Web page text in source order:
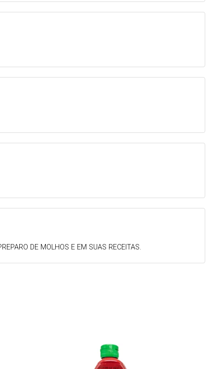
DE MOLHOS E EM SUAS RECEITAS.